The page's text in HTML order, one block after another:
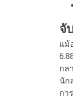
จั
แม้
กล
นัก
กา